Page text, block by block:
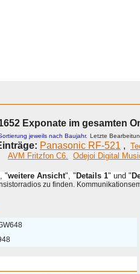
Exponate im gesamten
jeweils nach Baujahr. Letzte
Panasonic RF-521 ,
AVM Fritzfon C6. Odejoi Digital
"weitere Ansicht", " Details 1" und "
zu finden.